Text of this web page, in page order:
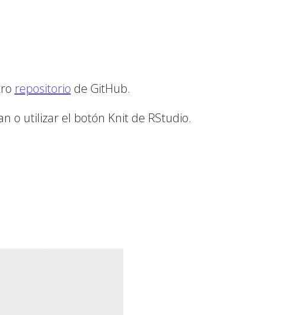
repositorio de GitHub.
o utilizar el botón Knit de RStudio.